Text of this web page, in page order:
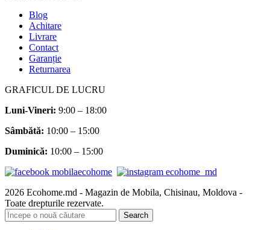
Blog
Achitare
Livrare
Contact
Garanție
Returnarea
GRAFICUL DE LUCRU
Luni-Vineri: 9:00 – 18:00
Sâmbătă: 10:00 – 15:00
Duminică: 10:00 – 15:00
2026 Ecohome.md - Magazin de Mobila, Chisinau, Moldova -
Toate drepturile rezervate.
Search